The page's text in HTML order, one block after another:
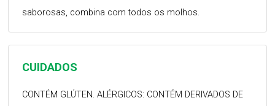
CUIDADOS
CONTÉM GLÚTEN. ALÉRGICOS: CONTÉM DERIVADOS DE
saborosas, combina com todos os molhos.